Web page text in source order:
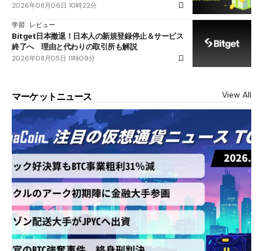
2026年08月06日 10時22分
学習 レビュー
Bitget日本撤退！日本人の新規登録停止＆サービス
終了へ 理由と代わりの取引所も解説
2026年08月05日 11時09分
マーケットニュース View All